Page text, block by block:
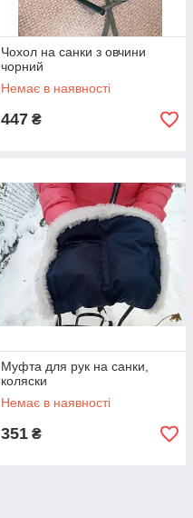
Чохол на санки з овчини
чорний
Немає в наявності
447 ₴
Муфта для рук на санки,
коляски
Немає в наявності
351 ₴